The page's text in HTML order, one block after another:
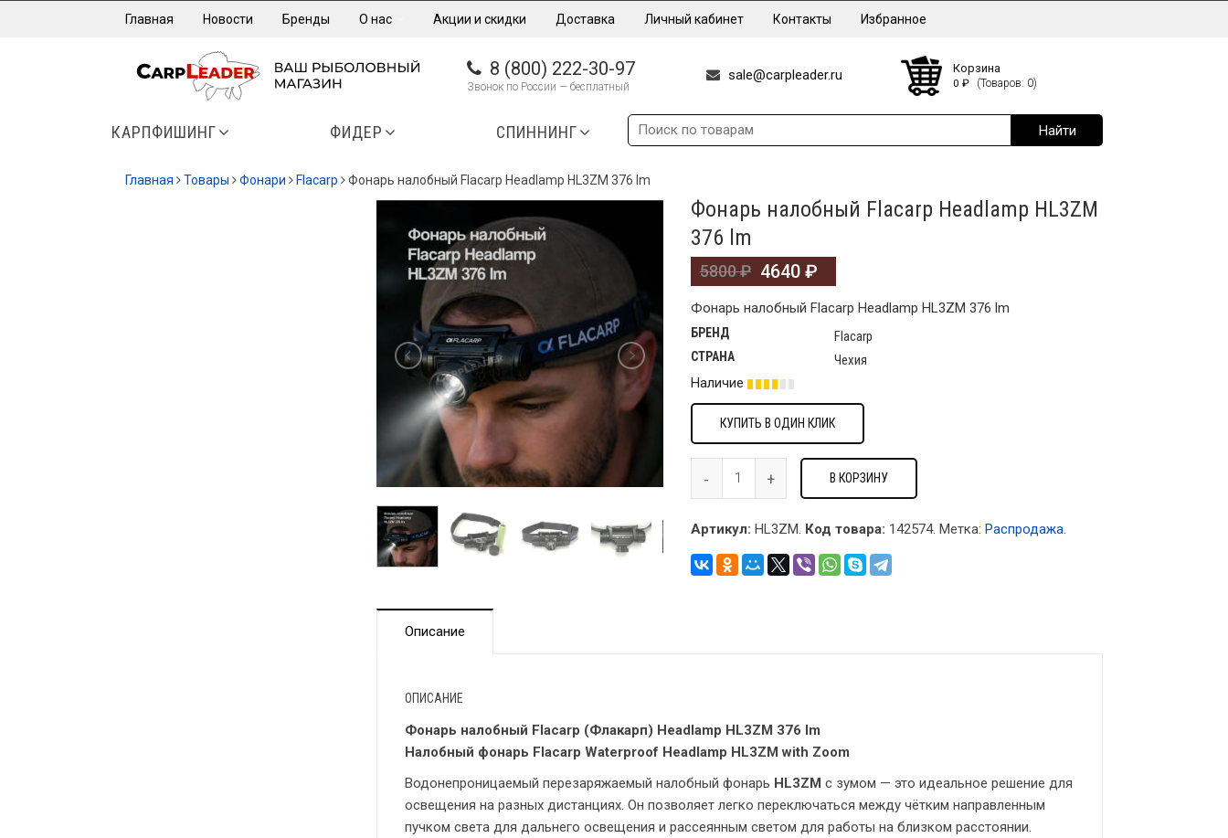
Главная Новости Бренды О нас Акции и скидки Доставка Личный кабинет Контакты Избранное
8 (800) 222-30-97
Звонок по России — бесплатный
sale@carpleader.ru Корзина
0 ₽ (Товаров: 0)
КАРПФИШИНГ ФИДЕР СПИННИНГ
Главная Товары Фонари Flacarp Фонарь налобный Flacarp Headlamp HL3ZM 376 lm
-20%
Фонарь налобный Flacarp Headlamp HL3ZM
376 lm
5800₽ 4640 ₽
Фонарь налобный Flacarp Headlamp HL3ZM 376 lm
БРЕНД Flacarp
СТРАНА
Чехия
Наличие
КУПИТЬ В ОДИН КЛИК
В КОРЗИНУ
Артикул: HL3ZM. Код товара: 142574. Метка: Распродажа.
Описание
ОПИСАНИЕ
Фонарь налобный Flacarp (Флакарп) Headlamp HL3ZM 376 lm
Налобный фонарь Flacarp Waterproof Headlamp HL3ZM with Zoom
Водонепроницаемый перезаряжаемый налобный фонарь HL3ZM с зумом — это идеальное решение для
освещения на разных дистанциях. Он позволяет легко переключаться между чётким направленным
пучком света для дальнего освещения и рассеянным светом для работы на близком расстоянии.